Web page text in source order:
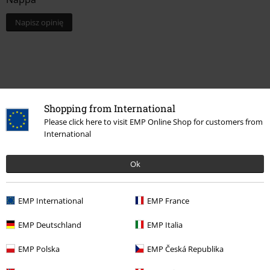
Shopping from International
Please click here to visit EMP Online Shop for customers from
International
Ok
EMP International EMP France
EMP Deutschland EMP Italia
EMP Polska EMP Česká Republika
Napisz opinię
Więcej kategorii. Więcej możliwości.